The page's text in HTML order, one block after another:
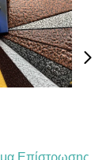
Επίστρωσης